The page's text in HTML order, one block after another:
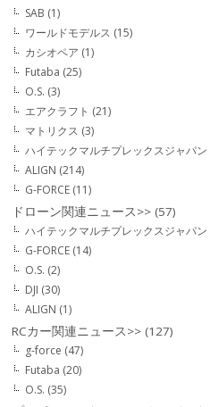
SAB (1)
ワールドモデルス (15)
カシオペア (1)
Futaba (25)
O.S. (3)
エアクラフト (21)
マトリクス (3)
ハイテックマルチプレックスジャパン
ALIGN (214)
G-FORCE (11)
ドローン関連ニュース>> (57)
ハイテックマルチプレックスジャパン
G-FORCE (14)
O.S. (2)
DJI (30)
ALIGN (1)
RCカー関連ニュース>> (127)
g-force (47)
Futaba (20)
O.S. (35)